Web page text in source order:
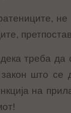
треба да
што се
на